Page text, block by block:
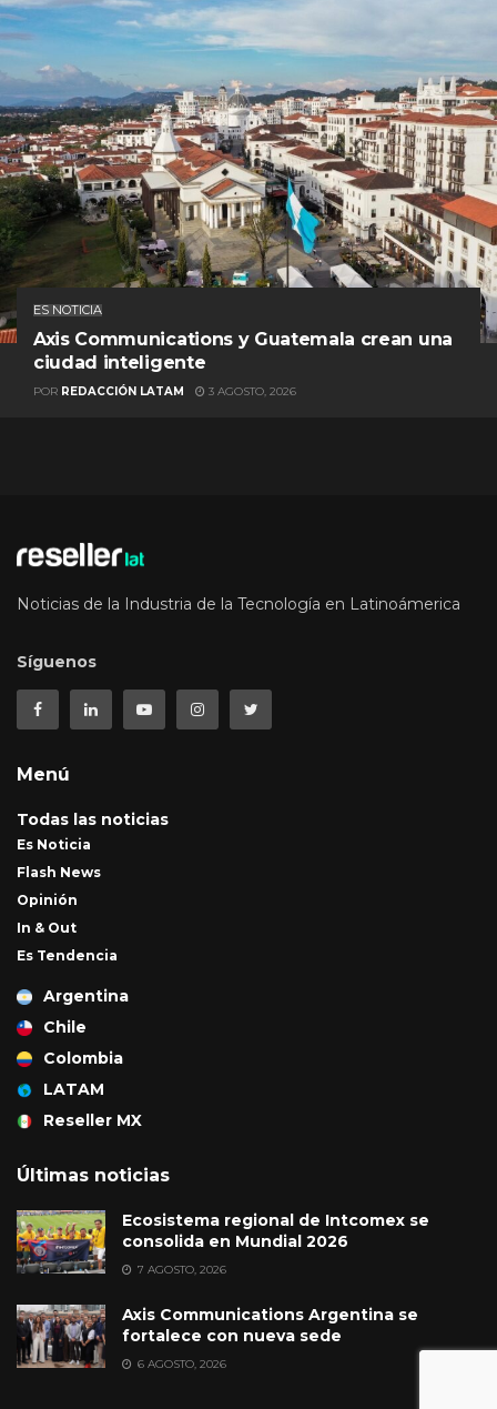
ES NOTICIA
Axis Communications y Guatemala crean una
ciudad inteligente
POR REDACCIÓN LATAM 3 AGOSTO, 2026
Noticias de la Industria de la Tecnología en Latinoámerica
Síguenos
Menú
Todas las noticias
Es Noticia
Flash News
Opinión
In & Out
Es Tendencia
Argentina
Chile
Colombia
LATAM
Reseller MX
Últimas noticias
Ecosistema regional de Intcomex se
consolida en Mundial 2026
7 AGOSTO, 2026
Axis Communications Argentina se
fortalece con nueva sede
6 AGOSTO, 2026